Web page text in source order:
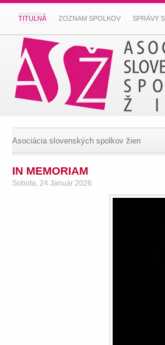
TITULNÁ ZOZNAM SPOLKOV SPRÁVY
Asociácia slovenských spolkov žien
IN MEMORIAM
Sobota, 24 Január 2026